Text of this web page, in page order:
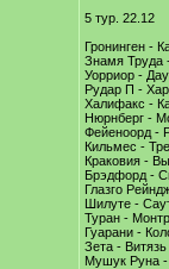
5 тур. 22.12
Гронинген -
Знамя Труда
Уорриор -
Рудар П -
Халифакс -
Нюрнберг -
Фейеноорд -
Кильмес -
Краковия -
Брэдфорд -
Глазго
Шилуте -
Туран -
Гуарани -
Зета -
Мушук Руна